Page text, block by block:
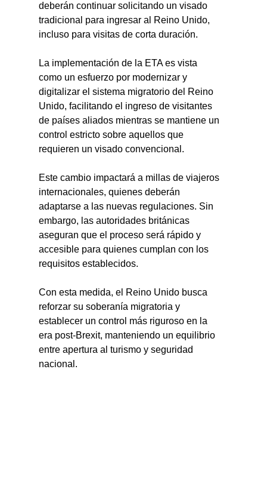
deberán continuar solicitando un visado
tradicional para ingresar al Reino Unido,
incluso para visitas de corta duración.
La implementación de la ETA es vista
como un esfuerzo por modernizar y
digitalizar el sistema migratorio del Reino
Unido, facilitando el ingreso de visitantes
de países aliados mientras se mantiene un
control estricto sobre aquellos que
requieren un visado convencional.
Este cambio impactará a millas de viajeros
internacionales, quienes deberán
adaptarse a las nuevas regulaciones. Sin
embargo, las autoridades británicas
aseguran que el proceso será rápido y
accesible para quienes cumplan con los
requisitos establecidos.
Con esta medida, el Reino Unido busca
reforzar su soberanía migratoria y
establecer un control más riguroso en la
era post-Brexit, manteniendo un equilibrio
entre apertura al turismo y seguridad
nacional.